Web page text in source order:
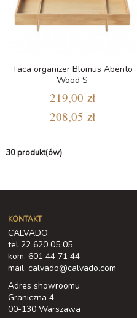
Taca organizer Blomus Abento
Wood S
219,00 zł
208,05 zł
30 produkt(ów)
KONTAKT
CALVADO
tel 22 620 05 05
kom. 601 44 71 44
mail: calvado@calvado.com
Adres showroomu
Graniczna 4
00-130 Warszawa